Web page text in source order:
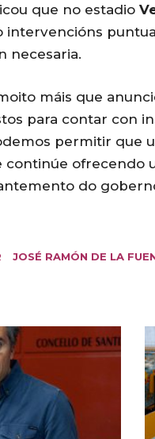
que no estadio
intervencións
necesaria.
máis que
para contar con
permitir que
continúe ofrecendo
do
JOSÉ RAMÓN DE LA